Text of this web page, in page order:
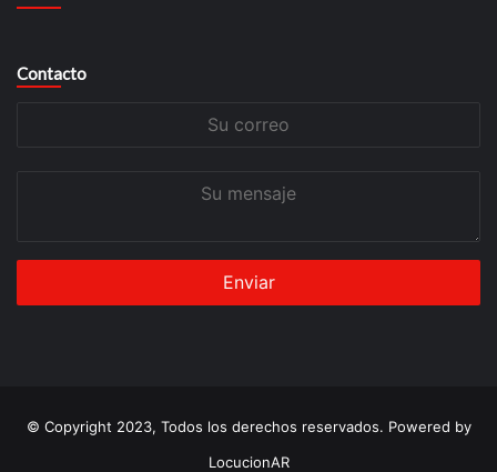
Contacto
© Copyright 2023, Todos los derechos reservados. Powered by
LocucionAR